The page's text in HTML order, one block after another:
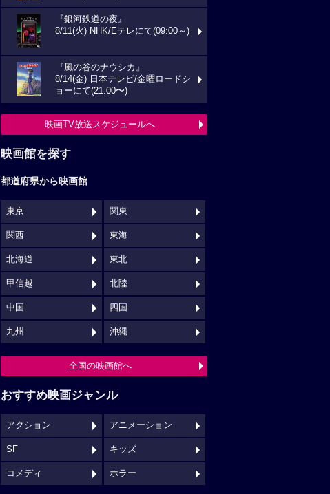
『銀河鉄道の夜』
8/11(火) NHK/Eテレにて(09:00～)
『風の谷のナウシカ』
8/14(金) 日本テレビ/金曜ロードシ
ョーにて(21:00〜)
映画TV放送スケジュールへ
映画館を探す
都道府県から映画館
東京 関東
関西 東海
北海道 東北
甲信越 北陸
中国 四国
九州 沖縄
全国の映画館へ
おすすめ映画ジャンル
アクション アニメーション
SF キッズ
コメディ ホラー